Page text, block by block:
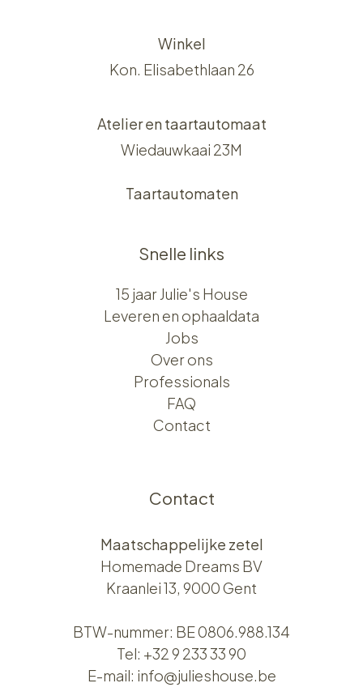
Winkel
Kon. Elisabethlaan 26
Atelier en taartautomaat
Wiedauwkaai 23M
Taartautomaten
Snelle links
15 jaar Julie's House
Leveren en ophaaldata
Jobs
Over ons​​
Professionals
FAQ
Contact
Contact
Maatschappelijke zetel
Homemade Dreams BV
Kraanlei 13, 9000 Gent
BTW-nummer: BE 0806.988.134
Tel: +32 9 233 33 90
E-mail: info@julieshouse.be